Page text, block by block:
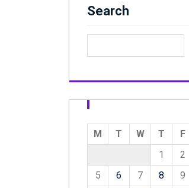
Search
M T W T F
1
2
5
6 7 8 9